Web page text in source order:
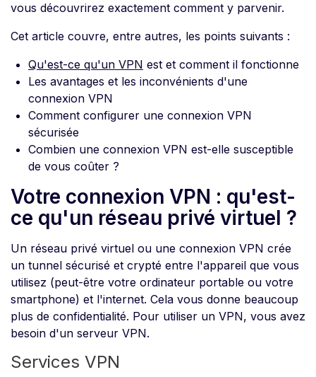
vous découvrirez exactement comment y parvenir.
Cet article couvre, entre autres, les points suivants :
Qu'est-ce qu'un VPN est et comment il fonctionne
Les avantages et les inconvénients d'une
connexion VPN
Comment configurer une connexion VPN
sécurisée
Combien une connexion VPN est-elle susceptible
de vous coûter ?
Votre connexion VPN : qu'est-
ce qu'un réseau privé virtuel ?
Un réseau privé virtuel ou une connexion VPN crée
un tunnel sécurisé et crypté entre l'appareil que vous
utilisez (peut-être votre ordinateur portable ou votre
smartphone) et l'internet. Cela vous donne beaucoup
plus de confidentialité. Pour utiliser un VPN, vous avez
besoin d'un serveur VPN.
Services VPN